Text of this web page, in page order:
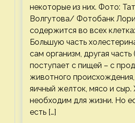
некоторые из них. Фото:
Волгутова/ Фотобанк
содержится во всех
Большую часть
сам организм, другая часть
поступает с пищей – с
животного происхождения,
яичный желток, мясо и сыр.
необходим для жизни. Но
есть […]